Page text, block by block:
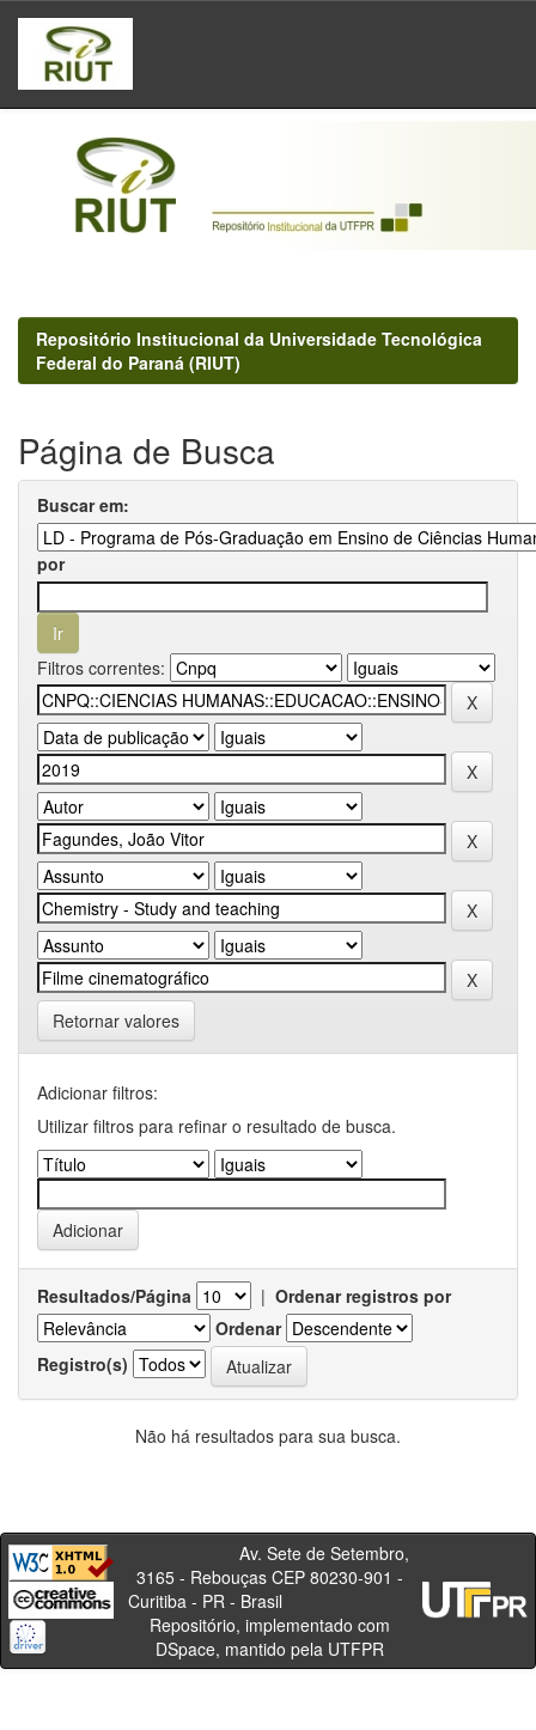
Skip
navigation
Repositório Institucional da Universidade Tecnológica
Federal do Paraná (RIUT)
Página de Busca
Buscar em:
por
Filtros correntes:
Retornar valores
Adicionar filtros:
Utilizar filtros para refinar o resultado de busca.
Resultados/Página | Ordenar registros por
Ordenar
Registro(s)
Não há resultados para sua busca.
Av. Sete de Setembro,
3165 - Rebouças CEP 80230-901 -
Curitiba - PR - Brasil
Repositório, implementado com
DSpace, mantido pela UTFPR